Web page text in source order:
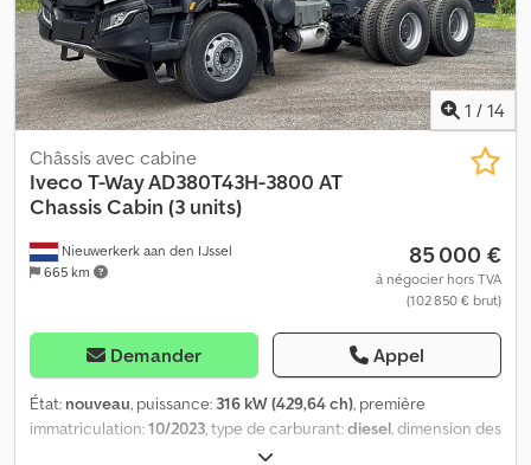
1 / 14
Nieuwerkerk aan den IJssel
665 km
Châssis avec cabine
IvecoT-Way AD380T43H-3800 AT
Chassis Cabin (3 units)
85 000 €
à négocier hors TVA
(102 850 € brut)
Demander Appel
État: nouveau, puissance: 316 kW (429,64 ch), première
immatriculation:10/2023, type de carburant:diesel, dimension des
, configuration d'essieux: